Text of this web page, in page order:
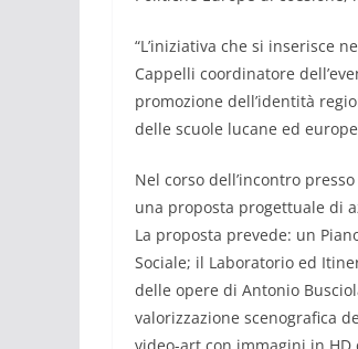
“L’iniziativa che si inserisce
Cappelli coordinatore
promozione dell’identità
delle scuole lucane ed
Nel corso dell’incontro
una proposta progettuale di
La proposta prevede: un
Sociale; il Laboratorio ed
delle opere di Antonio
valorizzazione scenografica